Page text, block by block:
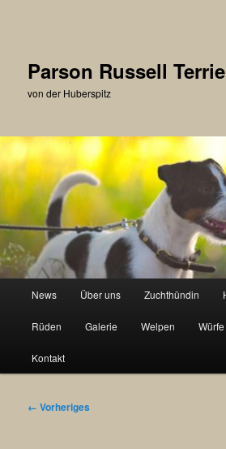
Parson Russell
von der Huberspitz
News Über uns Zuchthündin
Rüden Galerie Welpen Würfe
Kontakt
Bilder-
← Vorheriges